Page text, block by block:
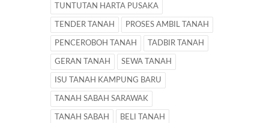
TUNTUTAN HARTA PUSAKA
TENDER TANAH PROSES AMBIL TANAH
PENCEROBOH TANAH TADBIR TANAH
GERAN TANAH SEWA TANAH
ISU TANAH KAMPUNG BARU
TANAH SABAH SARAWAK
TANAH SABAH BELI TANAH